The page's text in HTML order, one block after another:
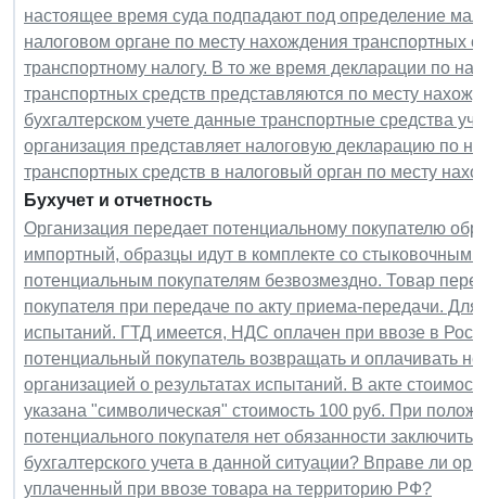
настоящее время суда подпадают под определение
налоговом органе по месту нахождения транспортных
транспортному налогу. В то же время декларации по
транспортных средств представляются по месту
бухгалтерском учете данные транспортные средства
организация представляет налоговую декларацию по
транспортных средств в налоговый орган по месту
Бухучет и отчетность
Организация передает потенциальному покупателю
импортный, образцы идут в комплекте со стыковочным
потенциальным покупателям безвозмездно. Товар
покупателя при передаче по акту приема-передачи.
испытаний. ГТД имеется, НДС оплачен при ввозе в
потенциальный покупатель возвращать и оплачивать
организацией о результатах испытаний. В акте
указана "символическая" стоимость 100 руб. При
потенциального покупателя нет обязанности
бухгалтерского учета в данной ситуации? Вправе ли
уплаченный при ввозе товара на территорию РФ?